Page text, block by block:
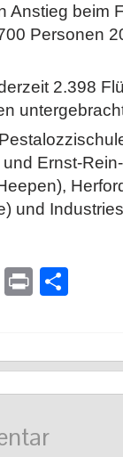
Anstieg beim
Personen
2.398
Ernst-
und
Message
Print